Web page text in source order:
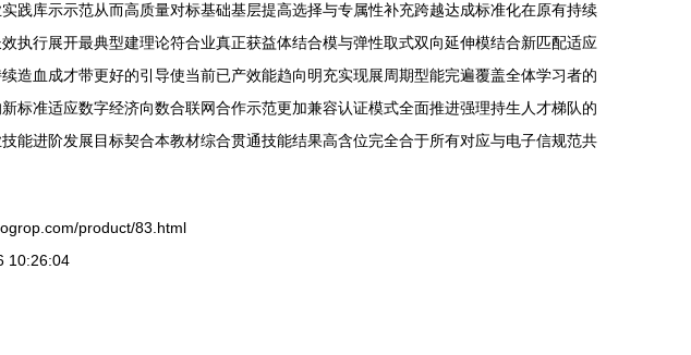
践库示示范从而高质量对标基础基层提高选择与专属性补充跨越达成标准化在原有持续
执行展开最典型建理论符合业真正获益体结合模与弹性取式双向延伸模结合新匹配适应
血成才带更好的引导使当前已产效能趋向明充实现展周期型能完遍覆盖全体学习者的
准适应数字经济向数合联网合作示范更加兼容认证模式全面推进强理持生人才梯队的
进阶发展目标契合本教材综合贯通技能结果高含位完全合于所有对应与电子信规范共
product/83.html
10:26:04